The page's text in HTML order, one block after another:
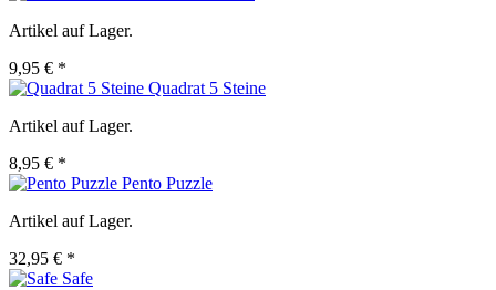
Artikel auf Lager.
9,95 € *
Quadrat 5 Steine
Artikel auf Lager.
8,95 € *
Pento Puzzle
Artikel auf Lager.
32,95 € *
Safe